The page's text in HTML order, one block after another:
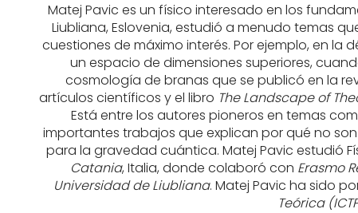
Matej Pavic es un físico interesado en los
Liubliana, Eslovenia, estudió a menudo temas
cuestiones de máximo interés. Por ejemplo, en la
un espacio de dimensiones superiores,
cosmología de branas que se publicó en la
artículos científicos y el libro The Landscape of
Está entre los autores pioneros en temas
importantes trabajos que explican por qué no
para la gravedad cuántica. Matej Pavic estudió
Catania, Italia, donde colaboró con Erasmo
Universidad de Liubliana. Matej Pavic ha sido
Teórica